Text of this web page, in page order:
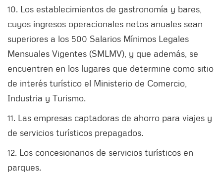
10. Los establecimientos de gastronomía y bares,
cuyos ingresos operacionales netos anuales sean
superiores a los 500 Salarios Mínimos Legales
Mensuales Vigentes (SMLMV), y que además, se
encuentren en los lugares que determine como sitio
de interés turístico el Ministerio de Comercio,
Industria y Turismo.
11. Las empresas captadoras de ahorro para viajes y
de servicios turísticos prepagados.
12. Los concesionarios de servicios turísticos en
parques.